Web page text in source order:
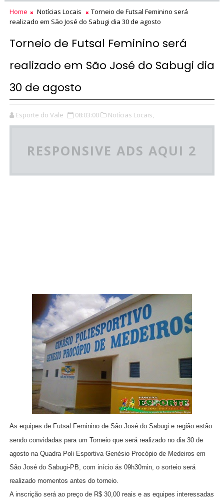
Home Notícias Locais
Torneio de Futsal Feminino será
realizado em São José do Sabugi dia 30 de agosto
Torneio de Futsal Feminino será
realizado em São José do Sabugi dia
30 de agosto
Esporte do Vale 08:03:00 Notícias Locais,
RESPONSIVE ADS AQUI 2
As equipes de Futsal Feminino de São José do Sabugi e região estão
sendo convidadas para um Torneio que será realizado no dia 30 de
agosto na Quadra Poli Esportiva Genésio Procópio de Medeiros em
São José do Sabugi-PB, com início ás 09h30min, o sorteio será
realizado momentos antes do torneio.
A inscrição será ao preço de R$ 30,00 reais e as equipes interessadas